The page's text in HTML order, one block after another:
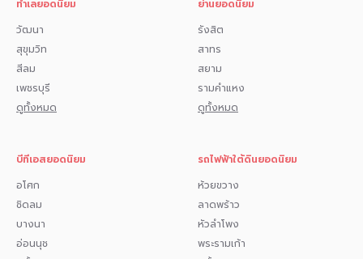
ทำเลยอดนิยม
วัฒนา
สุขุมวิท
สีลม
เพชรบุรี
ดูทั้งหมด
ย่านยอดนิยม
รังสิต
สาทร
สยาม
รามคำแหง
ดูทั้งหมด
บีทีเอสยอดนิยม
อโศก
ชิดลม
บางนา
อ่อนนุช
รถไฟฟ้าใต้ดินยอดนิยม
ห้วยขวาง
ลาดพร้าว
หัวลำโพง
พระรามเก้า